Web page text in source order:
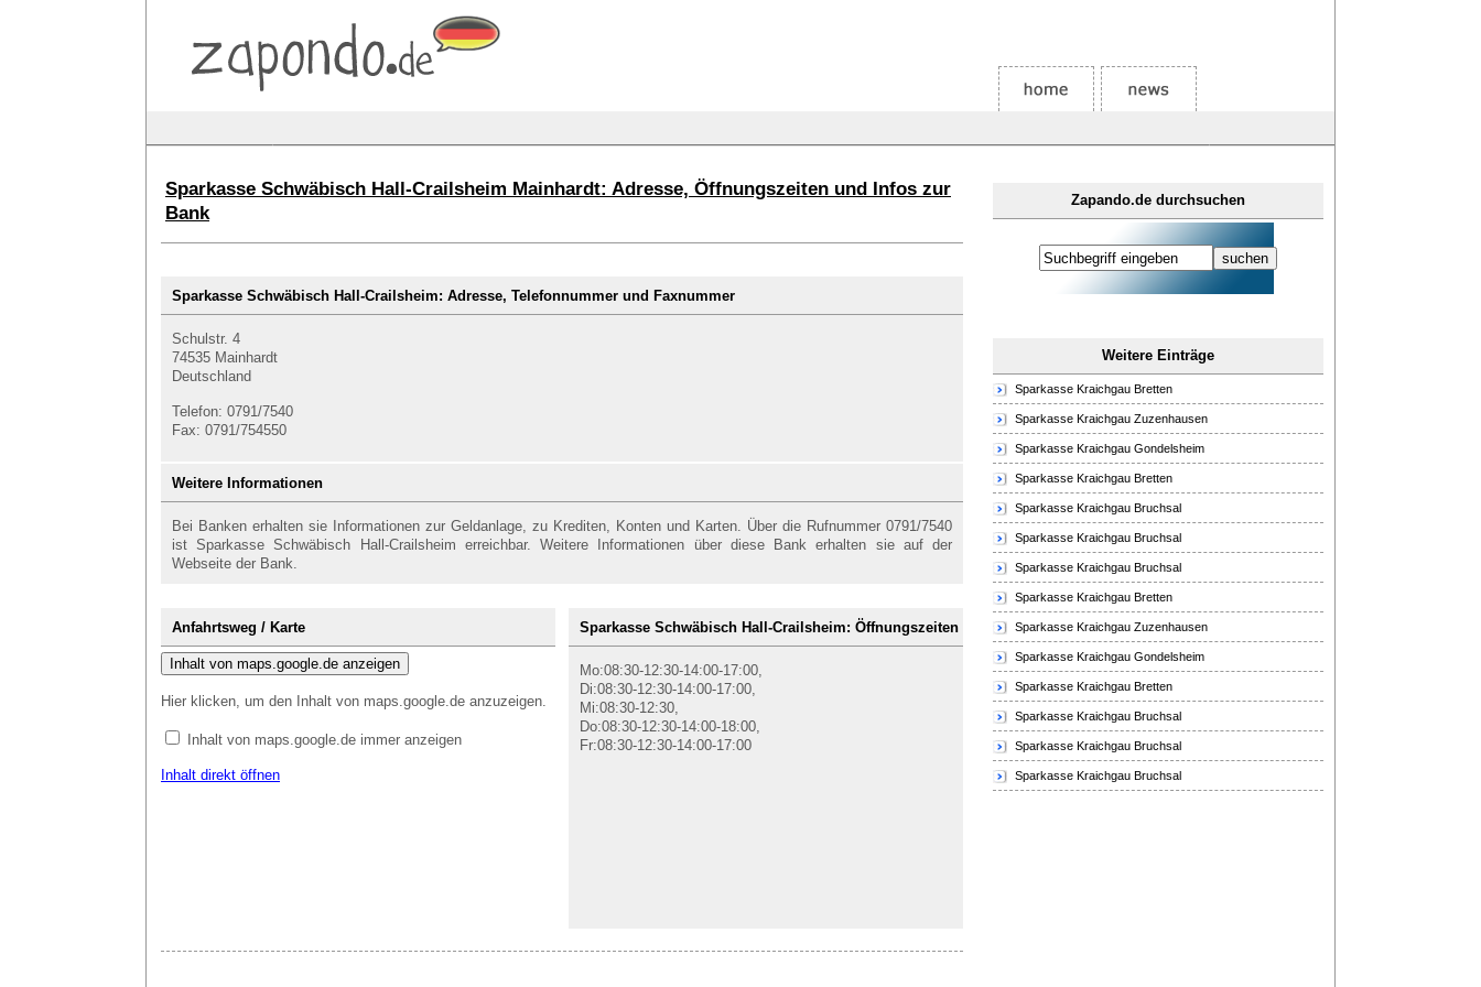
Zapando.de durchsuchen
Weitere Einträge
Sparkasse Kraichgau Bretten
Sparkasse Kraichgau Zuzenhausen
Sparkasse Kraichgau Gondelsheim
Sparkasse Kraichgau Bretten
Sparkasse Kraichgau Bruchsal
Sparkasse Kraichgau Bruchsal
Sparkasse Kraichgau Bruchsal
Sparkasse Kraichgau Bretten
Sparkasse Kraichgau Zuzenhausen
Sparkasse Kraichgau Gondelsheim
Sparkasse Kraichgau Bretten
Sparkasse Kraichgau Bruchsal
Sparkasse Kraichgau Bruchsal
Sparkasse Kraichgau Bruchsal
Sparkasse Schwäbisch Hall-Crailsheim Mainhardt: Adresse, Öffnungszeiten und Infos zur
Bank
Sparkasse Schwäbisch Hall-Crailsheim: Adresse, Telefonnummer und Faxnummer
Schulstr. 4
74535 Mainhardt
Deutschland
Telefon: 0791/7540
Fax: 0791/754550
Weitere Informationen
Bei Banken erhalten sie Informationen zur Geldanlage, zu Krediten, Konten und Karten. Über die Rufnummer 0791/7540
ist Sparkasse Schwäbisch Hall-Crailsheim erreichbar. Weitere Informationen über diese Bank erhalten sie auf der
Webseite der Bank.
Anfahrtsweg / Karte
Inhalt von maps.google.de anzeigen
Hier klicken, um den Inhalt von maps.google.de anzuzeigen.
Inhalt von maps.google.de immer anzeigen
Inhalt direkt öffnen
Sparkasse Schwäbisch Hall-Crailsheim: Öffnungszeiten
Mo:08:30-12:30-14:00-17:00,
Di:08:30-12:30-14:00-17:00,
Mi:08:30-12:30,
Do:08:30-12:30-14:00-18:00,
Fr:08:30-12:30-14:00-17:00